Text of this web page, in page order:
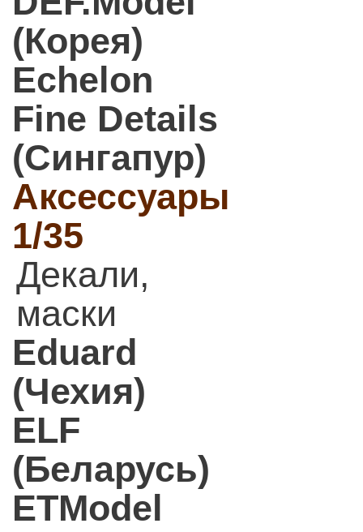
(Корея)
Echelon
Fine Details
(Сингапур)
Аксессуары
1/35
Декали,
маски
Eduard
(Чехия)
ELF
(Беларусь)
ETModel